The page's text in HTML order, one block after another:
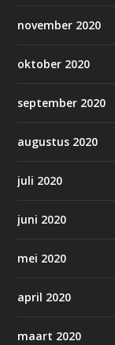
november 2020
oktober 2020
september 2020
augustus 2020
juli 2020
juni 2020
mei 2020
april 2020
maart 2020